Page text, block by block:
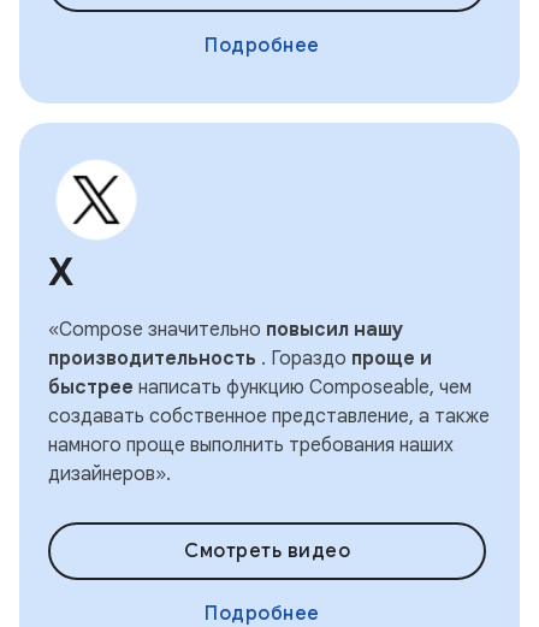
Подробнее
Х
«Compose значительно повысил нашу
производительность . Гораздо проще и
быстрее написать функцию Composeable, чем
создавать собственное представление, а также
намного проще выполнить требования наших
дизайнеров».
Смотреть видео
Подробнее